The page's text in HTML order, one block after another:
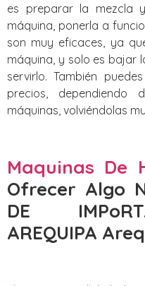
es preparar la mezcla
máquina, ponerla a
son muy eficaces, ya
máquina, y solo es bajar
servirlo. También
precios,
máquinas, volviéndolas
Maquinas De
Ofrecer Algo
DE
AREQUIPA